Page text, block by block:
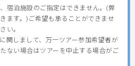
宿泊施設のご指定はできません。(弊
ます。)ご希望も承ることができませ
い。
関しまして、万一ツアー参加希望者が
ない場合はツアーを中止する場合がご